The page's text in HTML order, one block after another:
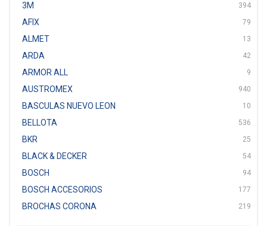
3M 394
AFIX 79
ALMET 13
ARDA 42
ARMOR ALL 9
AUSTROMEX 940
BASCULAS NUEVO LEON 10
BELLOTA 536
BKR 25
BLACK & DECKER 54
BOSCH 94
BOSCH ACCESORIOS 177
BROCHAS CORONA 219